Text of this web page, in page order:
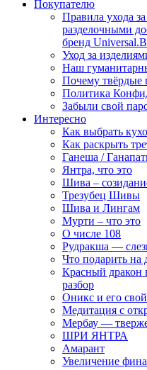
Покупателю
Правила ухода
разделочными
бренд
Уход за
Наш
Почему твёрдые
Политика
Забыли свой
Интересно
Как выбрать
Как раскрыть
Ганеша /
Янтра, что это
Шива –
Трезубец Шивы
Шива и Лингам
Мурти – что это
О числе 108
Рудракша —
Что подарить на
Красный
разбор
Оникс и его
Медитация с
Мербау —
ШРИ ЯНТРА
Амарант
Увеличение